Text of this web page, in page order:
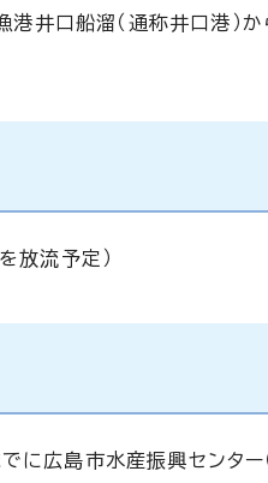
井口船溜（通称井口港）
放流予定）
でに広島市水産振興セ